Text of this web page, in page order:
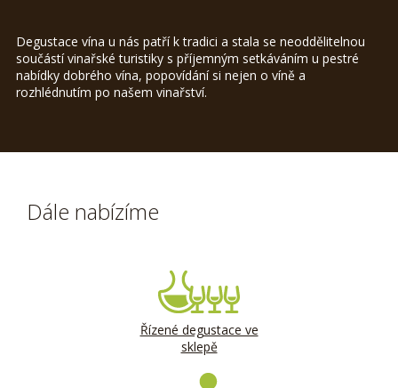
Degustace vína u nás patří k tradici a stala se neoddělitelnou
součástí vinařské turistiky s příjemným setkáváním u pestré
nabídky dobrého vína, popovídání si nejen o víně a
rozhlédnutím po našem vinařství.
Dále nabízíme
Řízené degustace ve
sklepě